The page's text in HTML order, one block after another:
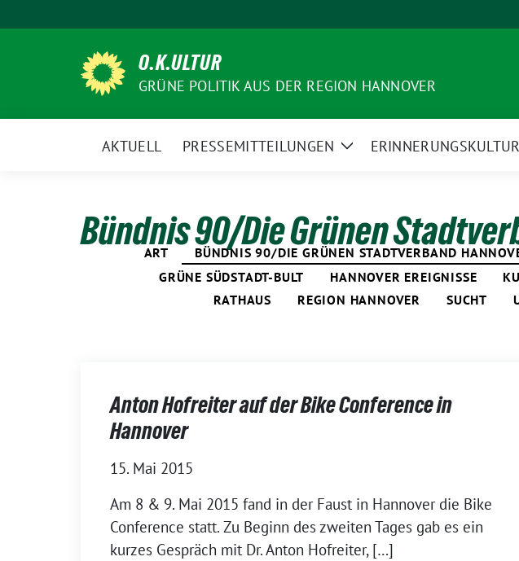
zum
O.K.ULTUR
GRÜNE POLITIK AUS DER REGION HANNOVER
AKTUELL PRESSEMITTEILUNGEN
ZeigeERINNERUNGSKULTUR
Bündnis 90/Die Grünen
ART BÜNDNIS 90/DIE GRÜNEN STADTVERBAND
GRÜNE SÜDSTADT-BULT
HANNOVER EREIGNISSE
RATHAUS
REGION HANNOVER SUCHT
Anton Hofreiter auf der Bike Conference in
Hannover
15. Mai 2015
Am 8 & 9. Mai 2015 fand in der Faust in Hannover die Bike
Conference statt. Zu Beginn des zweiten Tages gab es ein
kurzes Gespräch mit Dr. Anton Hofreiter, […]